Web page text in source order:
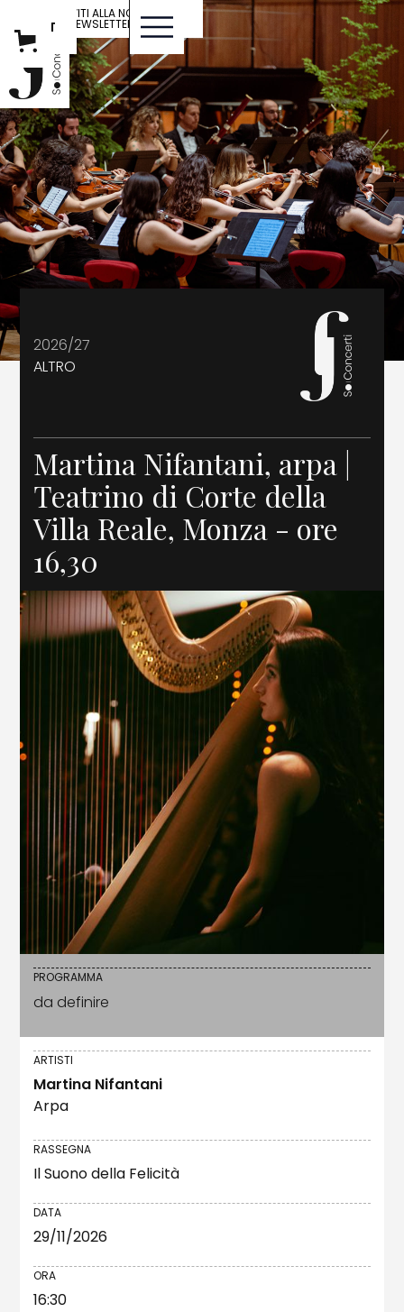
ENG
IT
ISCRIVITI ALLA NOSTRA
NEWSLETTER
2026/27
ALTRO
Martina Nifantani, arpa |
Teatrino di Corte della
Villa Reale, Monza - ore
16,30
PROGRAMMA
da definire
ARTISTI
Martina Nifantani
Arpa
RASSEGNA
Il Suono della Felicità
DATA
29/11/2026
ORA
16:30